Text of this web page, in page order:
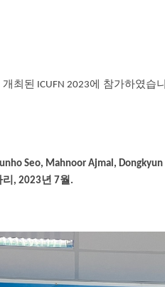
최된 ICUFN 2023에 참가하였습
Seo, Mahnoor Ajmal,
, 2023년 7월 .